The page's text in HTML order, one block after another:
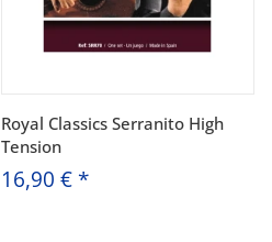
Royal Classics Serranito High
Tension
16,90 € *